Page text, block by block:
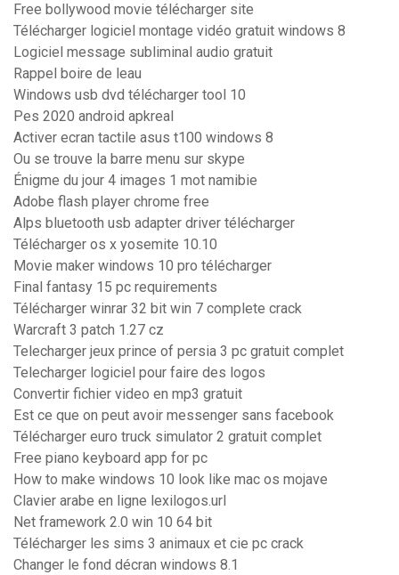
Free bollywood movie télécharger site
Télécharger logiciel montage vidéo gratuit windows 8
Logiciel message subliminal audio gratuit
Rappel boire de leau
Windows usb dvd télécharger tool 10
Pes 2020 android apkreal
Activer ecran tactile asus t100 windows 8
Ou se trouve la barre menu sur skype
Énigme du jour 4 images 1 mot namibie
Adobe flash player chrome free
Alps bluetooth usb adapter driver télécharger
Télécharger os x yosemite 10.10
Movie maker windows 10 pro télécharger
Final fantasy 15 pc requirements
Télécharger winrar 32 bit win 7 complete crack
Warcraft 3 patch 1.27 cz
Telecharger jeux prince of persia 3 pc gratuit complet
Telecharger logiciel pour faire des logos
Convertir fichier video en mp3 gratuit
Est ce que on peut avoir messenger sans facebook
Télécharger euro truck simulator 2 gratuit complet
Free piano keyboard app for pc
How to make windows 10 look like mac os mojave
Clavier arabe en ligne lexilogos.url
Net framework 2.0 win 10 64 bit
Télécharger les sims 3 animaux et cie pc crack
Changer le fond décran windows 8.1